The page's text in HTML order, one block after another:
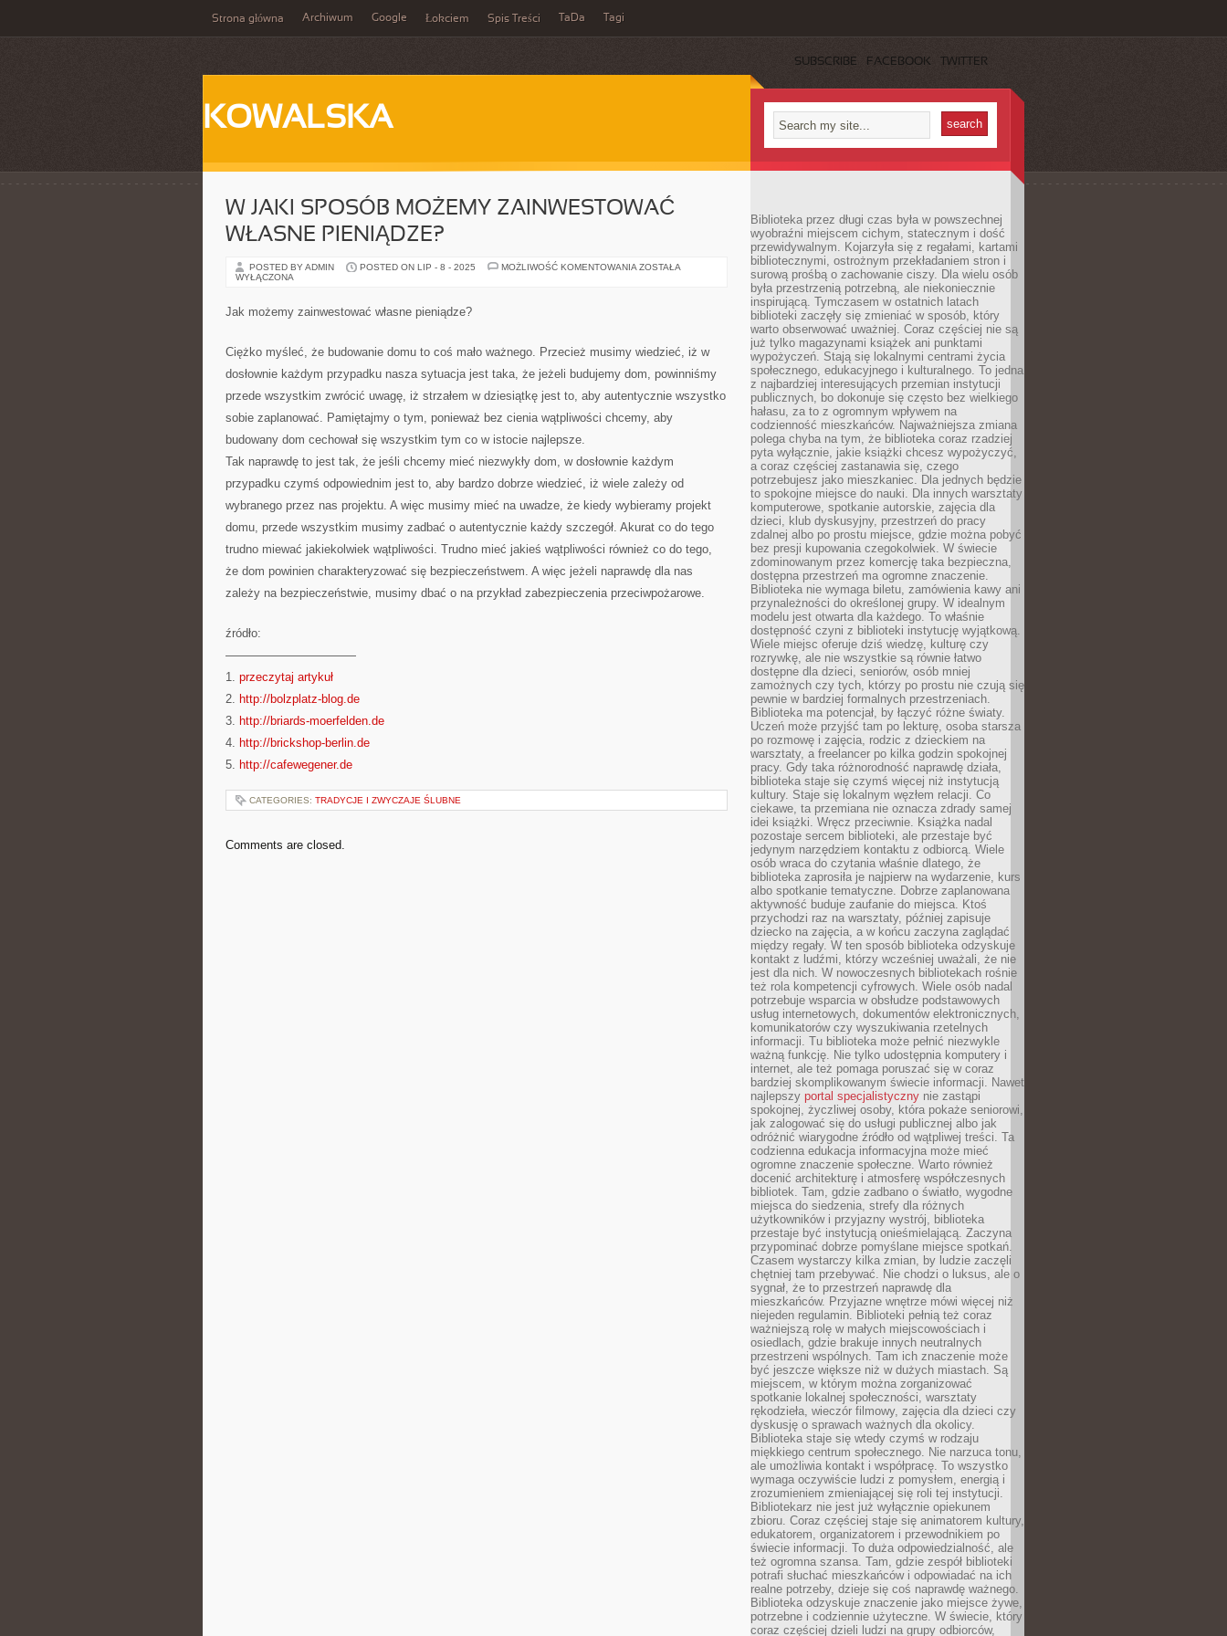
Strona główna Archiwum Google Łokciem Spis Treści TaDa Tagi
SUBSCRIBE FACEBOOK TWITTER
KOWALSKA
W JAKI SPOSÓB MOŻEMY ZAINWESTOWAĆ
WŁASNE PIENIĄDZE?
POSTED BY ADMIN POSTED ON LIP - 8 - 2025 MOŻLIWOŚĆ KOMENTOWANIA W
ZOSTAŁA
WYŁĄCZONA
Jak możemy zainwestować własne pieniądze?
Ciężko myśleć, że budowanie domu to coś mało ważnego. Przecież musimy wiedzieć, iż w
dosłownie każdym przypadku nasza sytuacja jest taka, że jeżeli budujemy dom, powinniśmy
przede wszystkim zwrócić uwagę, iż strzałem w dziesiątkę jest to, aby autentycznie wszystko
sobie zaplanować. Pamiętajmy o tym, ponieważ bez cienia wątpliwości chcemy, aby
budowany dom cechował się wszystkim tym co w istocie najlepsze.
Tak naprawdę to jest tak, że jeśli chcemy mieć niezwykły dom, w dosłownie każdym
przypadku czymś odpowiednim jest to, aby bardzo dobrze wiedzieć, iż wiele zależy od
wybranego przez nas projektu. A więc musimy mieć na uwadze, że kiedy wybieramy projekt
domu, przede wszystkim musimy zadbać o autentycznie każdy szczegół. Akurat co do tego
trudno miewać jakiekolwiek wątpliwości. Trudno mieć jakieś wątpliwości również co do tego,
że dom powinien charakteryzować się bezpieczeństwem. A więc jeżeli naprawdę dla nas
zależy na bezpieczeństwie, musimy dbać o na przykład zabezpieczenia przeciwpożarowe.
źródło:
———————————
1. przeczytaj artykuł
2. http://bolzplatz-blog.de
3. http://briards-moerfelden.de
4. http://brickshop-berlin.de
5. http://cafewegener.de
CATEGORIES: TRADYCJE I ZWYCZAJE ŚLUBNE
Comments are closed.
Biblioteka przez długi czas była w powszechnej
wyobraźni miejscem cichym, statecznym i dość
przewidywalnym. Kojarzyła się z regałami, kartami
bibliotecznymi, ostrożnym przekładaniem stron i
surową prośbą o zachowanie ciszy. Dla wielu osób
była przestrzenią potrzebną, ale niekoniecznie
inspirującą. Tymczasem w ostatnich latach
biblioteki zaczęły się zmieniać w sposób, który
warto obserwować uważniej. Coraz częściej nie są
już tylko magazynami książek ani punktami
wypożyczeń. Stają się lokalnymi centrami życia
społecznego, edukacyjnego i kulturalnego. To jedna
z najbardziej interesujących przemian instytucji
publicznych, bo dokonuje się często bez wielkiego
hałasu, za to z ogromnym wpływem na
codzienność mieszkańców. Najważniejsza zmiana
polega chyba na tym, że biblioteka coraz rzadziej
pyta wyłącznie, jakie książki chcesz wypożyczyć,
a coraz częściej zastanawia się, czego
potrzebujesz jako mieszkaniec. Dla jednych będzie
to spokojne miejsce do nauki. Dla innych warsztaty
komputerowe, spotkanie autorskie, zajęcia dla
dzieci, klub dyskusyjny, przestrzeń do pracy
zdalnej albo po prostu miejsce, gdzie można pobyć
bez presji kupowania czegokolwiek. W świecie
zdominowanym przez komercję taka bezpieczna,
dostępna przestrzeń ma ogromne znaczenie.
Biblioteka nie wymaga biletu, zamówienia kawy ani
przynależności do określonej grupy. W idealnym
modelu jest otwarta dla każdego. To właśnie
dostępność czyni z biblioteki instytucję wyjątkową.
Wiele miejsc oferuje dziś wiedzę, kulturę czy
rozrywkę, ale nie wszystkie są równie łatwo
dostępne dla dzieci, seniorów, osób mniej
zamożnych czy tych, którzy po prostu nie czują się
pewnie w bardziej formalnych przestrzeniach.
Biblioteka ma potencjał, by łączyć różne światy.
Uczeń może przyjść tam po lekturę, osoba starsza
po rozmowę i zajęcia, rodzic z dzieckiem na
warsztaty, a freelancer po kilka godzin spokojnej
pracy. Gdy taka różnorodność naprawdę działa,
biblioteka staje się czymś więcej niż instytucją
kultury. Staje się lokalnym węzłem relacji. Co
ciekawe, ta przemiana nie oznacza zdrady samej
idei książki. Wręcz przeciwnie. Książka nadal
pozostaje sercem biblioteki, ale przestaje być
jedynym narzędziem kontaktu z odbiorcą. Wiele
osób wraca do czytania właśnie dlatego, że
biblioteka zaprosiła je najpierw na wydarzenie, kurs
albo spotkanie tematyczne. Dobrze zaplanowana
aktywność buduje zaufanie do miejsca. Ktoś
przychodzi raz na warsztaty, później zapisuje
dziecko na zajęcia, a w końcu zaczyna zaglądać
między regały. W ten sposób biblioteka odzyskuje
kontakt z ludźmi, którzy wcześniej uważali, że nie
jest dla nich. W nowoczesnych bibliotekach rośnie
też rola kompetencji cyfrowych. Wiele osób nadal
potrzebuje wsparcia w obsłudze podstawowych
usług internetowych, dokumentów elektronicznych,
komunikatorów czy wyszukiwania rzetelnych
informacji. Tu biblioteka może pełnić niezwykle
ważną funkcję. Nie tylko udostępnia komputery i
internet, ale też pomaga poruszać się w coraz
bardziej skomplikowanym świecie informacji. Nawet
najlepszy portal specjalistyczny nie zastąpi
spokojnej, życzliwej osoby, która pokaże seniorowi,
jak zalogować się do usługi publicznej albo jak
odróżnić wiarygodne źródło od wątpliwej treści. Ta
codzienna edukacja informacyjna może mieć
ogromne znaczenie społeczne. Warto również
docenić architekturę i atmosferę współczesnych
bibliotek. Tam, gdzie zadbano o światło, wygodne
miejsca do siedzenia, strefy dla różnych
użytkowników i przyjazny wystrój, biblioteka
przestaje być instytucją onieśmielającą. Zaczyna
przypominać dobrze pomyślane miejsce spotkań.
Czasem wystarczy kilka zmian, by ludzie zaczęli
chętniej tam przebywać. Nie chodzi o luksus, ale o
sygnał, że to przestrzeń naprawdę dla
mieszkańców. Przyjazne wnętrze mówi więcej niż
niejeden regulamin. Biblioteki pełnią też coraz
ważniejszą rolę w małych miejscowościach i
osiedlach, gdzie brakuje innych neutralnych
przestrzeni wspólnych. Tam ich znaczenie może
być jeszcze większe niż w dużych miastach. Są
miejscem, w którym można zorganizować
spotkanie lokalnej społeczności, warsztaty
rękodzieła, wieczór filmowy, zajęcia dla dzieci czy
dyskusję o sprawach ważnych dla okolicy.
Biblioteka staje się wtedy czymś w rodzaju
miękkiego centrum społecznego. Nie narzuca tonu,
ale umożliwia kontakt i współpracę. To wszystko
wymaga oczywiście ludzi z pomysłem, energią i
zrozumieniem zmieniającej się roli tej instytucji.
Bibliotekarz nie jest już wyłącznie opiekunem
zbioru. Coraz częściej staje się animatorem kultury,
edukatorem, organizatorem i przewodnikiem po
świecie informacji. To duża odpowiedzialność, ale
też ogromna szansa. Tam, gdzie zespół biblioteki
potrafi słuchać mieszkańców i odpowiadać na ich
realne potrzeby, dzieje się coś naprawdę ważnego.
Biblioteka odzyskuje znaczenie jako miejsce żywe,
potrzebne i codziennie użyteczne. W świecie, który
coraz częściej dzieli ludzi na grupy odbiorców,